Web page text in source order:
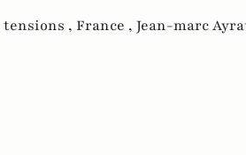
tensions , France , Jean-marc